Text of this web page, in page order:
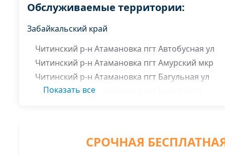
Обслуживаемые территории:
Забайкальский край
Читинский р-н Атамановка пгт Автобусная ул
Читинский р-н Атамановка пгт Амурский мкр
Читинский р-н Атамановка пгт Багульная ул
Читинский р-н Атамановка пгт Быстрая ул
Читинский р-н Атамановка пгт Зеленая ул
Показать все
СРОЧНАЯ